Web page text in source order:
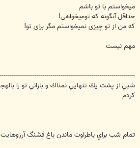
میخواستم با تو باشم
حداقل آنگونه که تومیخواهی!
که من از تو چیزی نمیخواستم مگر برای تو!
مهم نیست
شبي از پشت يك تنهايي نمناك و باراني تو را
كردم
تمام شب براي باطراوت ماندن باغ قشنگ آرزوهايت